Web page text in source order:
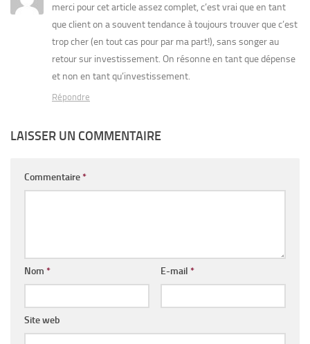
merci pour cet article assez complet, c’est vrai que en tant
que client on a souvent tendance à toujours trouver que c’est
trop cher (en tout cas pour par ma part!), sans songer au
retour sur investissement. On résonne en tant que dépense
et non en tant qu’investissement.
Répondre
LAISSER UN COMMENTAIRE
Commentaire*
Nom * E-mail *
Site web